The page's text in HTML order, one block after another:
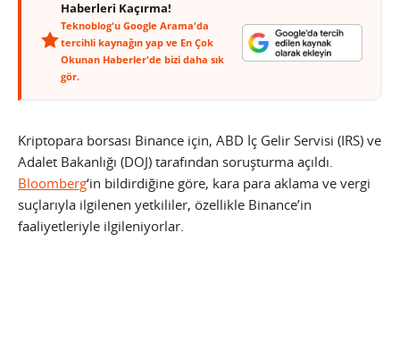
Haberleri Kaçırma!
Teknoblog'u Google Arama'da
tercihli kaynağın yap ve En Çok
Okunan Haberler'de bizi daha sık
gör.
Kriptopara borsası Binance için, ABD İç Gelir Servisi (IRS) ve
Adalet Bakanlığı (DOJ) tarafından soruşturma açıldı.
Bloomberg‘in bildirdiğine göre, kara para aklama ve vergi
suçlarıyla ilgilenen yetkililer, özellikle Binance’in
faaliyetleriyle ilgileniyorlar.